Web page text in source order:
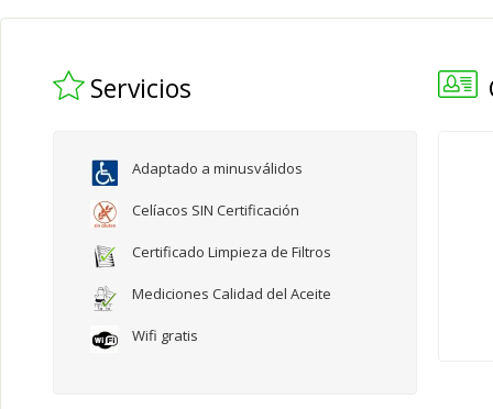
Servicios
Adaptado a minusválidos
Celíacos SIN Certificación
Certificado Limpieza de Filtros
Mediciones Calidad del Aceite
Wifi gratis